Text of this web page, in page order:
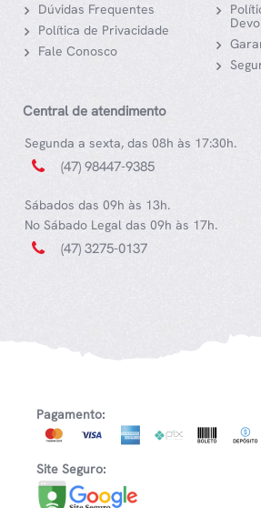
Dúvidas Frequentes
Política de Privacidade
Fale Conosco
Central de atendimento
Segunda a sexta, das 08h às 17:30h.
(47) 98447-9385
Sábados das 09h às 13h.
No Sábado Legal das 09h às 17h.
(47) 3275-0137
Pagamento:
Site Seguro: